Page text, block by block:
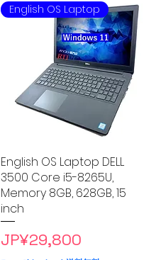
Quick View
English OS Laptop
English OS Laptop DELL
3500 Core i5-8265U,
Memory 8GB, 628GB, 15
inch
Price
JP¥29,800